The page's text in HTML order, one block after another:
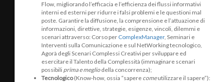
Flow, migliorando l’efficacia e l’efficienza dei flussi informativi
interni ed esterni per ridurre i falsi problemi e le questioni mal
poste. Garantire la diffusione, la comprensione e l’attuazione di
informazioni, direttive, strategie, esigenze, vincoli, dilemmi e
scenari attraverso: Corso per ComplexManager, Seminari e
Interventi sulla Comunicazione e sul NetWorking tecnologico,
Agorà degli Scenari Complessi Creativi per sviluppare ed
esercitare il Talento della Complessità (immaginare scenari
possibili prima e meglio della concorrenza);
Tecnologico(Know-how, ossia “sapere comeutilizzare il sapere”):